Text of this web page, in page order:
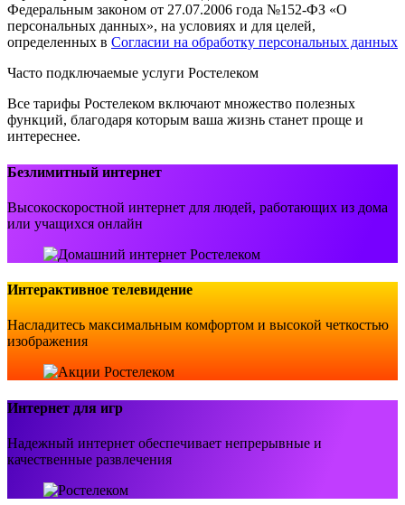
Федеральным законом от 27.07.2006 года №152-ФЗ «О
персональных данных», на условиях и для целей,
определенных в Согласии на обработку персональных данных
Часто подключаемые услуги Ростелеком
Все тарифы Ростелеком включают множество полезных
функций, благодаря которым ваша жизнь станет проще и
интереснее.
Безлимитный интернет
Высокоскоростной интернет для людей, работающих из дома
или учащихся онлайн
Интерактивное телевидение
Насладитесь максимальным комфортом и высокой четкостью
изображения
Интернет для игр
Надежный интернет обеспечивает непрерывные и
качественные развлечения